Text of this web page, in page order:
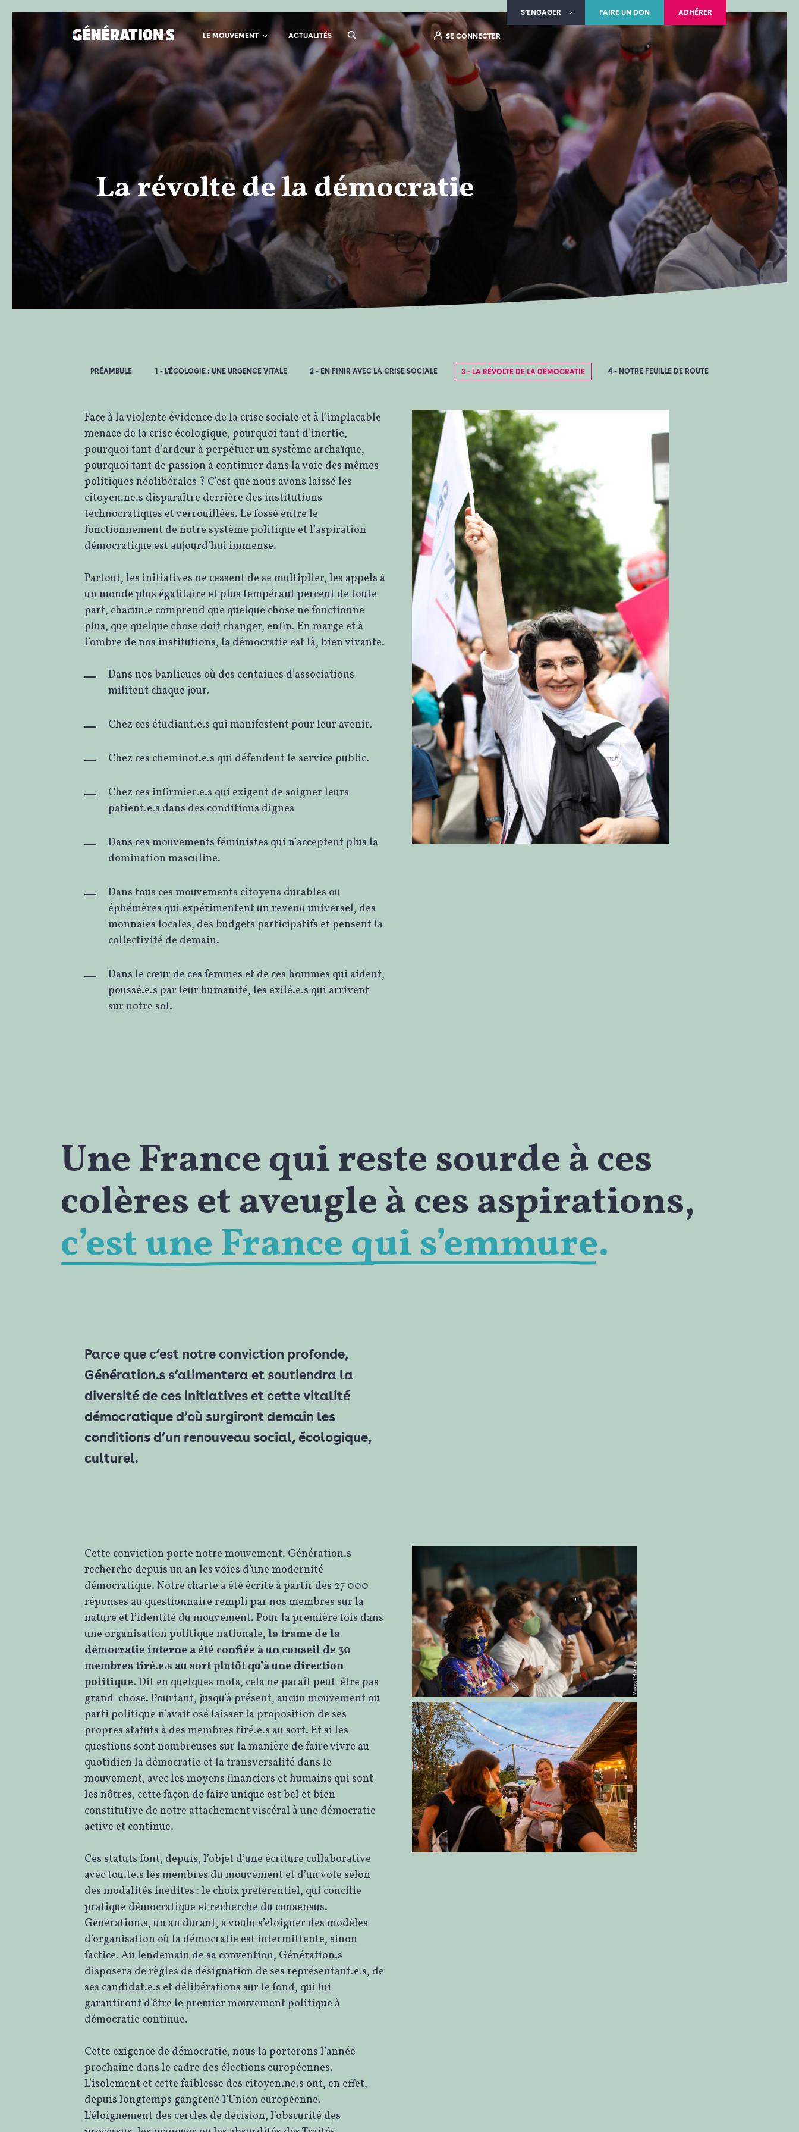
S’ENGAGER FAIRE UN DON ADHÉRER
LE MOUVEMENT ACTUALITÉS SE CONNECTER
La révolte de la démocratie
PRÉAMBULE 1 - L'ÉCOLOGIE : UNE URGENCE VITALE 2 - EN FINIR AVEC LA CRISE SOCIALE 3 - LA RÉVOLTE DE LA DÉMOCRATIE 4 - NOTRE FEUILLE DE ROUTE
Face à la violente évidence de la crise sociale et à l’implacable
menace de la crise écologique, pourquoi tant d’inertie,
pourquoi tant d’ardeur à perpétuer un système archaïque,
pourquoi tant de passion à continuer dans la voie des mêmes
politiques néolibérales ? C’est que nous avons laissé les
citoyen.ne.s disparaître derrière des institutions
technocratiques et verrouillées. Le fossé entre le
fonctionnement de notre système politique et l’aspiration
démocratique est aujourd’hui immense.
Partout, les initiatives ne cessent de se multiplier, les appels à
un monde plus égalitaire et plus tempérant percent de toute
part, chacun.e comprend que quelque chose ne fonctionne
plus, que quelque chose doit changer, enfin. En marge et à
l’ombre de nos institutions, la démocratie est là, bien vivante.
Dans nos banlieues où des centaines d’associations
militent chaque jour.
Chez ces étudiant.e.s qui manifestent pour leur avenir.
Chez ces cheminot.e.s qui défendent le service public.
Chez ces infirmier.e.s qui exigent de soigner leurs
patient.e.s dans des conditions dignes
Dans ces mouvements féministes qui n’acceptent plus la
domination masculine.
Dans tous ces mouvements citoyens durables ou
éphémères qui expérimentent un revenu universel, des
monnaies locales, des budgets participatifs et pensent la
collectivité de demain.
Dans le cœur de ces femmes et de ces hommes qui aident,
poussé.e.s par leur humanité, les exilé.e.s qui arrivent
sur notre sol.
Une France qui reste sourde à ces
colères et aveugle à ces aspirations,
c’est une France qui s’emmure.
Parce que c’est notre conviction profonde,
Génération.s s’alimentera et soutiendra la
diversité de ces initiatives et cette vitalité
démocratique d’où surgiront demain les
conditions d’un renouveau social, écologique,
culturel.
Cette conviction porte notre mouvement. Génération.s
recherche depuis un an les voies d’une modernité
démocratique. Notre charte a été écrite à partir des 27 000
réponses au questionnaire rempli par nos membres sur la
nature et l’identité du mouvement. Pour la première fois dans
une organisation politique nationale, la trame de la
démocratie interne a été confiée à un conseil de 30
membres tiré.e.s au sort plutôt qu’à une direction
politique. Dit en quelques mots, cela ne paraît peut-être pas
grand-chose. Pourtant, jusqu’à présent, aucun mouvement ou
parti politique n’avait osé laisser la proposition de ses
propres statuts à des membres tiré.e.s au sort. Et si les
questions sont nombreuses sur la manière de faire vivre au
quotidien la démocratie et la transversalité dans le
mouvement, avec les moyens financiers et humains qui sont
les nôtres, cette façon de faire unique est bel et bien
constitutive de notre attachement viscéral à une démocratie
active et continue.
Ces statuts font, depuis, l’objet d’une écriture collaborative
avec tou.te.s les membres du mouvement et d’un vote selon
des modalités inédites : le choix préférentiel, qui concilie
pratique démocratique et recherche du consensus.
Génération.s, un an durant, a voulu s’éloigner des modèles
d’organisation où la démocratie est intermittente, sinon
factice. Au lendemain de sa convention, Génération.s
disposera de règles de désignation de ses représentant.e.s, de
ses candidat.e.s et délibérations sur le fond, qui lui
garantiront d’être le premier mouvement politique à
démocratie continue.
Cette exigence de démocratie, nous la porterons l’année
prochaine dans le cadre des élections européennes.
L’isolement et cette faiblesse des citoyen.ne.s ont, en effet,
depuis longtemps gangréné l’Union européenne.
L’éloignement des cercles de décision, l’obscurité des